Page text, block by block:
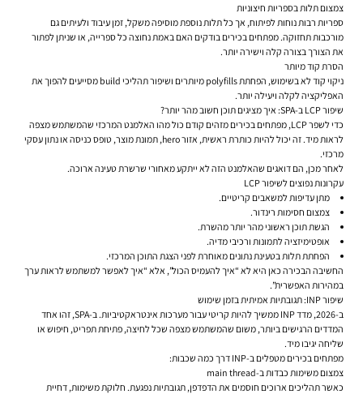
צמצום תלות בספריות חיצוניות
ספריות רבות נוחות לפיתוח, אך כל תלות נוספת מוסיפה משקל, זמן עיבוד ולעיתים גם
מורכבות תחזוקה. מפתחים בכירים בודקים האם באמת נחוצה כל ספרייה, או שניתן לפתור
את הצורך בצורה קלה וישירה יותר.
הסרת קוד מיותר
ניקוי קוד לא בשימוש, הפחתת polyfills מיותרים ושיפור תהליכי build מסייעים להפוך את
האפליקציה לקלה ויעילה יותר.
שיפור LCP ב-SPA: איך מציגים תוכן חשוב מהר יותר?
כדי לשפר LCP, מפתחים בכירים מזהים קודם כול מהו האלמנט המרכזי שהמשתמש מצפה
לראות מיד. זה יכול להיות כותרת ראשית, אזור hero, תמונת מוצר, טופס כניסה או נתון עסקי
מרכזי.
לאחר מכן, הם דואגים שהאלמנט הזה לא ייתקע מאחורי שרשרת טעינה ארוכה.
עקרונות נפוצים לשיפור LCP
מתן עדיפות למשאבים קריטיים.
צמצום חסימות רינדור.
הגשת תוכן ראשוני מהר יותר מהשרת.
אופטימיזציה לתמונות ורכיבי מדיה.
הפחתת תלות בטעינת נתונים מאוחרת לפני הצגת התוכן המרכזי.
החשיבה הבכירה כאן היא לא “איך להעמיס הכול”, אלא “איך לאפשר למשתמש לראות ערך
במהירות האפשרית”.
שיפור INP: תגובתיות אמיתית בזמן שימוש
ב-2026, מדד INP ממשיך להיות קריטי עבור מערכות אינטראקטיביות. ב-SPA, זהו אחד
המדדים הרגישים ביותר, משום שהמשתמש מצפה שכל לחיצה, פתיחת תפריט, חיפוש או
שליחה יגיבו מיד.
מפתחים בכירים מטפלים ב-INP דרך כמה שכבות:
צמצום משימות כבדות ב-main thread
כאשר תהליכים ארוכים חוסמים את הדפדפן, תגובתיות נפגעת. חלוקת משימות, דחיית